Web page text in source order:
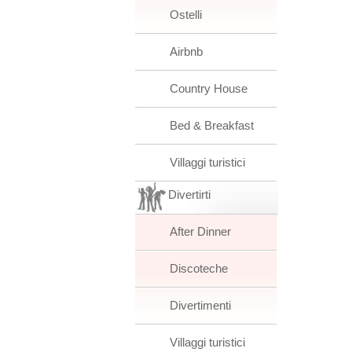
Ostelli
Airbnb
Country House
Bed & Breakfast
Villaggi turistici
Divertirti
After Dinner
Discoteche
Divertimenti
Villaggi turistici